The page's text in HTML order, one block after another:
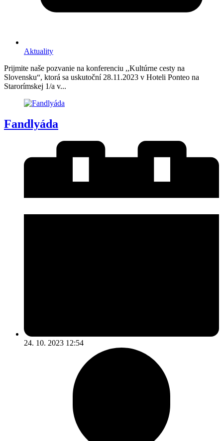
Aktuality
Prijmite naše pozvanie na konferenciu ,,Kultúrne cesty na
Slovensku“, ktorá sa uskutoční 28.11.2023 v Hoteli Ponteo na
Starorímskej 1/a v...
Fandlyáda
24. 10. 2023 12:54